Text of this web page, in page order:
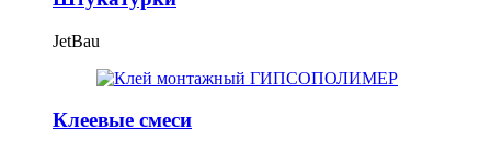
JetBau
Клеевые смеси